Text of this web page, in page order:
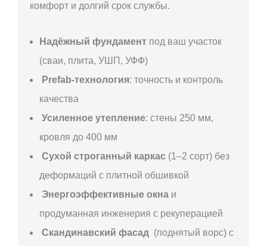
комфорт и долгий срок службы.
Надёжный фундамент под ваш участок
(сваи, плита, УШП, УФФ)
Prefab-технология: точность и контроль
качества
Усиленное утепление: стены 250 мм,
кровля до 400 мм
Сухой строганный каркас (1–2 сорт) без
деформаций с плитной обшивкой
Энергоэффективные окна и
продуманная инженерия с рекуперацией
Скандинавский фасад (поднятый ворс) с